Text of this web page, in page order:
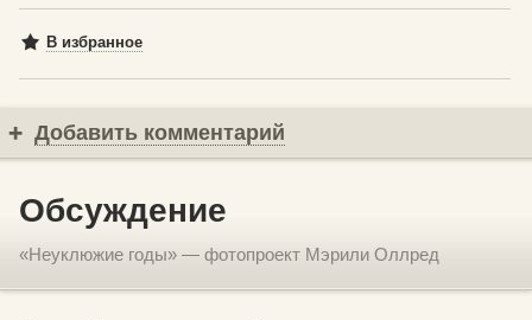
В избранное
Добавить комментарий
Обсуждение
«Неуклюжие годы» — фотопроект Мэрили Оллред